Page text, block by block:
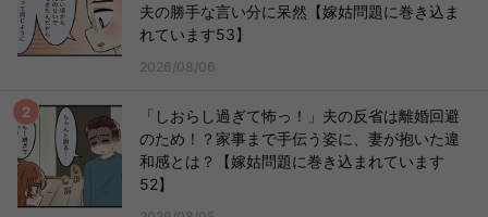
夫の勝手な言い分に呆然【嫁姑問題に巻き込ま
れています53】
2026/08/06
「しおらし過ぎて怖っ！」夫の反省は離婚回避
のため！？家事まで手伝う姿に、妻が抱いた違
和感とは？【嫁姑問題に巻き込まれています
52】